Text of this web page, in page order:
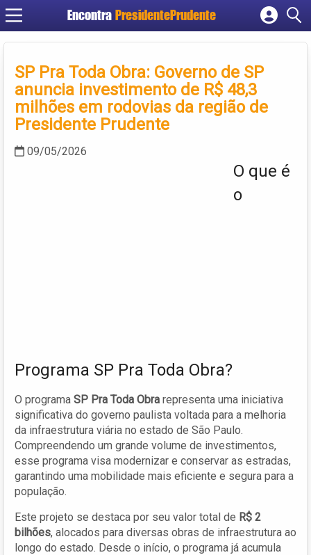
Encontra PresidentePrudente
Cadastrar empresa
Criar conta
SP Pra Toda Obra: Governo de SP
anuncia investimento de R$ 48,3
milhões em rodovias da região de
Presidente Prudente
09/05/2026
O que é
o
Programa SP Pra Toda Obra?
O programa SP Pra Toda Obra representa uma iniciativa
significativa do governo paulista voltada para a melhoria
da infraestrutura viária no estado de São Paulo.
Compreendendo um grande volume de investimentos,
esse programa visa modernizar e conservar as estradas,
garantindo uma mobilidade mais eficiente e segura para a
população.
Este projeto se destaca por seu valor total de R$ 2
bilhões, alocados para diversas obras de infraestrutura ao
longo do estado. Desde o início, o programa já acumula